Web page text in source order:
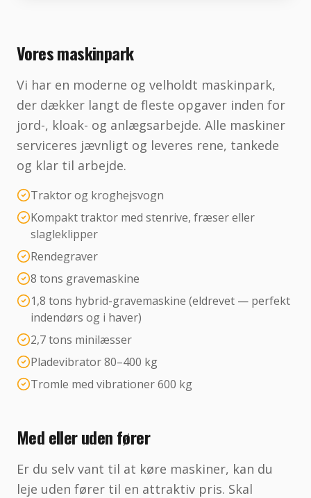
Vores maskinpark
Vi har en moderne og velholdt maskinpark,
der dækker langt de fleste opgaver inden for
jord-, kloak- og anlægsarbejde. Alle maskiner
serviceres jævnligt og leveres rene, tankede
og klar til arbejde.
Traktor og kroghejsvogn
Kompakt traktor med stenrive, fræser eller
slagleklipper
Rendegraver
8 tons gravemaskine
1,8 tons hybrid-gravemaskine (eldrevet — perfekt
indendørs og i haver)
2,7 tons minilæsser
Pladevibrator 80–400 kg
Tromle med vibrationer 600 kg
Med eller uden fører
Er du selv vant til at køre maskiner, kan du
leje uden fører til en attraktiv pris. Skal